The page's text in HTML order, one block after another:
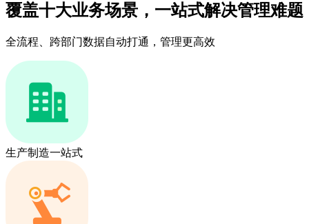
覆盖十大业务场景，一站式解决管理难题
全流程、跨部门数据自动打通，管理更高效
生产制造一站式